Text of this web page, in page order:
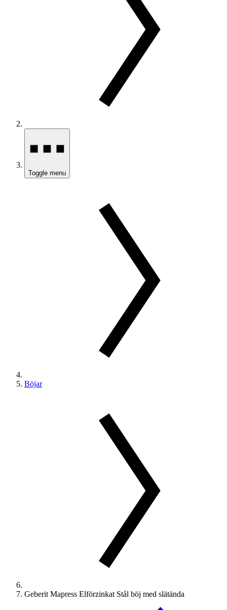
Toggle menu
Böjar
Geberit Mapress Elförzinkat Stål böj med slätända